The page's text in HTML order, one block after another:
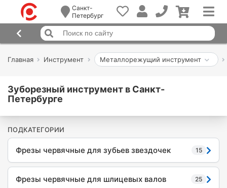
Санкт-
Петербург
Главная Инструмент Металлорежущий инструмент
Зуборезный инструмент в Санкт-
Петербурге
ПОДКАТЕГОРИИ
Фрезы червячные для зубьев звездочек 15
Фрезы червячные для шлицевых валов 25